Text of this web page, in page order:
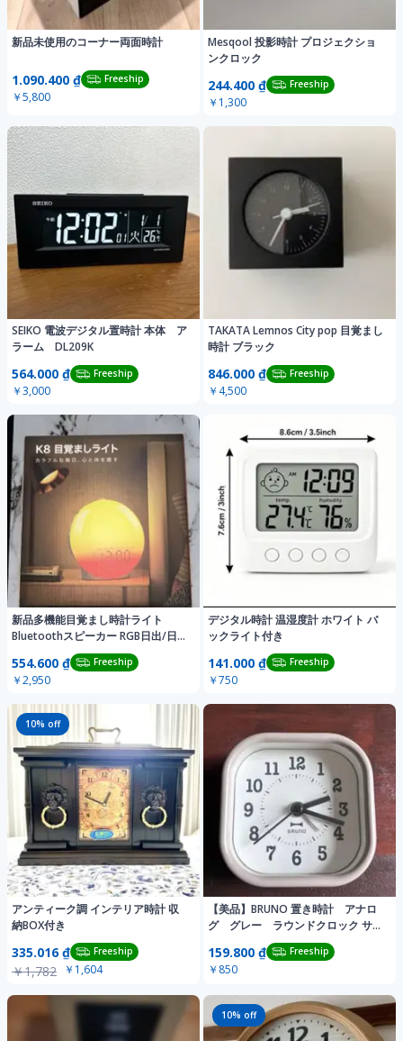
新品未使用のコーナー両面時計
1.090.400 ₫ Freeship
￥5,800
Mesqool 投影時計 プロジェクショ
ンクロック
244.400 ₫ Freeship
￥1,300
SEIKO 電波デジタル置時計 本体 ア
ラーム DL209K
564.000 ₫ Freeship
￥3,000
TAKATA Lemnos City pop 目覚まし
時計 ブラック
846.000 ₫ Freeship
￥4,500
新品多機能目覚まし時計ライト
Bluetoothスピーカー RGB日出/日没
554.600 ₫ Freeship
￥2,950
デジタル時計 温湿度計 ホワイト バ
ックライト付き
141.000 ₫ Freeship
￥750
10% off
アンティーク調 インテリア時計 収
納BOX付き
335.016 ₫ Freeship
￥1,782 ￥1,604
【美品】BRUNO 置き時計 アナロ
グ グレー ラウンドクロック サン
159.800 ₫ Freeship
￥850
10% off